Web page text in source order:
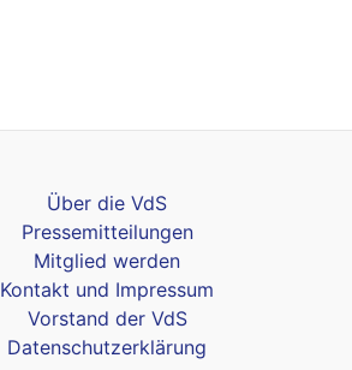
Über die VdS
Pressemitteilungen
Mitglied werden
Kontakt und Impressum
Vorstand der VdS
Datenschutzerklärung